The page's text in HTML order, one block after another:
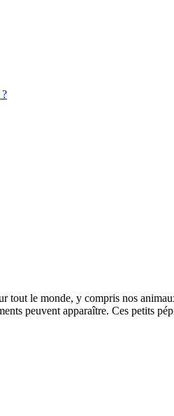
tout le monde, y compris nos
peuvent apparaître. Ces petits